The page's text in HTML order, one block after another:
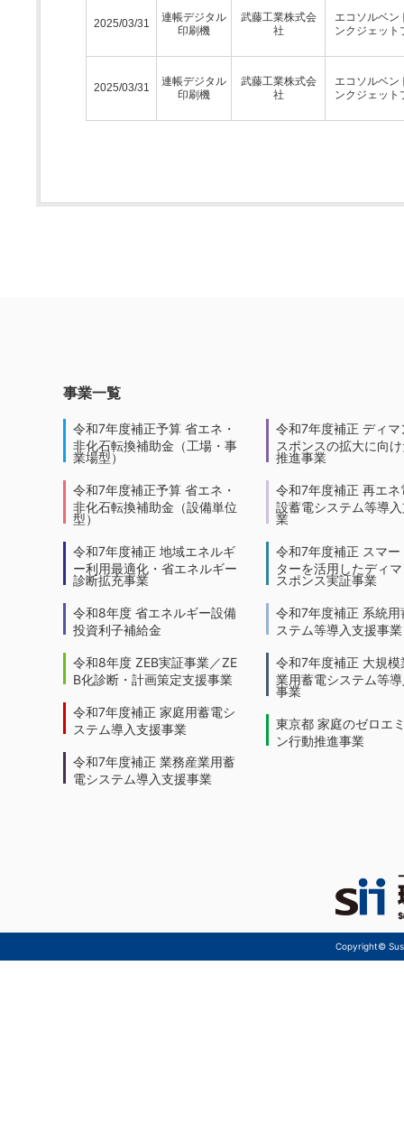
2025/03/31
連帳デジタル
印刷機
武藤工業株式会
社
エコソルベン
ンクジェット
2025/03/31
連帳デジタル
印刷機
武藤工業株式会
社
エコソルベン
ンクジェット
事業一覧
令和7年度補正予算 省エネ・
非化石転換補助金（工場・事
業場型）
令和7年度補正予算 省エネ・
非化石転換補助金（設備単位
型）
令和7年度補正 地域エネルギ
ー利用最適化・省エネルギー
診断拡充事業
令和8年度 省エネルギー設備
投資利子補給金
令和8年度 ZEB実証事業／ZE
B化診断・計画策定支援事業
令和7年度補正 家庭用蓄電シ
ステム導入支援事業
令和7年度補正 業務産業用蓄
電システム導入支援事業
令和7年度補正 ディマ
スポンスの拡大に向
推進事業
令和7年度補正 再エネ
設蓄電システム等導
業
令和7年度補正 スマー
ターを活用したディ
スポンス実証事業
令和7年度補正 系統用
ステム等導入支援事業
令和7年度補正 大規模
業用蓄電システム等
事業
東京都 家庭のゼロエ
ン行動推進事業
Copyright©